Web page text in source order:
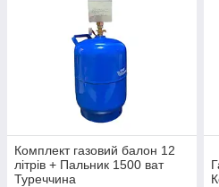
Комплект газовий балон 12
літрів + Пальник 1500 ват
Туреччина